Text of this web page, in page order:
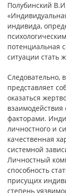
Полубинский
индивида,
потенциальная
ситуации стать
Следовательно,
представляет
оказаться
факторами.
личностного и
качественная
системной
Личностный
способность
присущих
степень